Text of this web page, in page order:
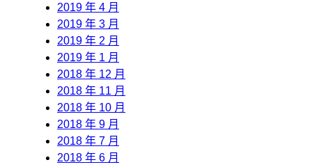
2019 年 4 月
2019 年 3 月
2019 年 2 月
2019 年 1 月
2018 年 12 月
2018 年 11 月
2018 年 10 月
2018 年 9 月
2018 年 7 月
2018 年 6 月